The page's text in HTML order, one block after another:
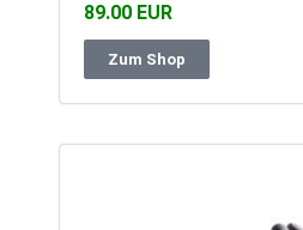
89.00 EUR
Zum Shop